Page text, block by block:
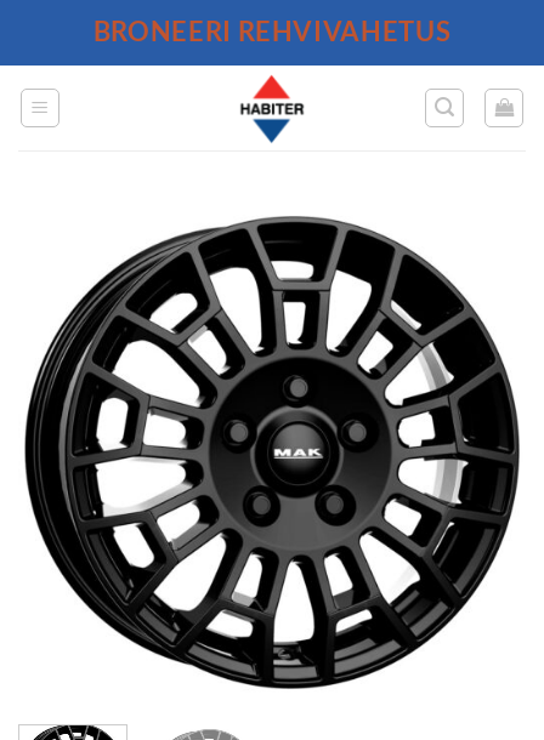
BRONEERI REHVIVAHETUS